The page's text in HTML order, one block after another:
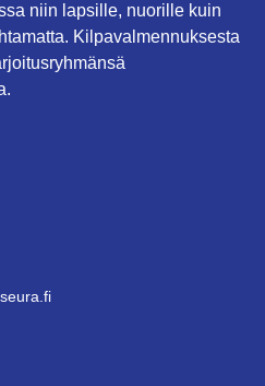
niin lapsille, nuorille kuin
Kilpavalmennuksesta